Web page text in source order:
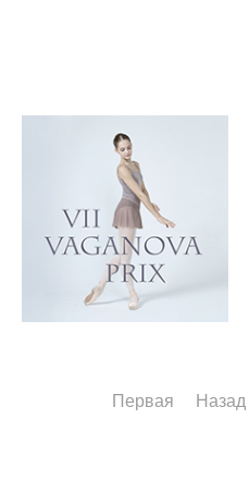
Первая
Назад